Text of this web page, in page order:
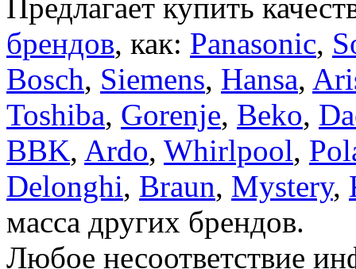
Предлагает купить
брендов, как: Panasonic,
Bosch, Siemens, Hansa,
Toshiba, Gorenje, Beko,
BBK, Ardo, Whirlpool,
Delonghi, Braun, Mystery,
масса других брендов.
Любое несоответствие